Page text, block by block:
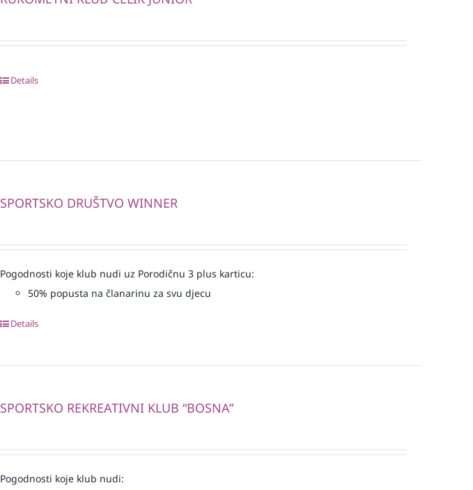
Details
SPORTSKO DRUŠTVO WINNER
Pogodnosti koje klub nudi uz Porodičnu 3 plus karticu:
50% popusta na članarinu za svu djecu
Details
SPORTSKO REKREATIVNI KLUB “BOSNA”
Pogodnosti koje klub nudi: